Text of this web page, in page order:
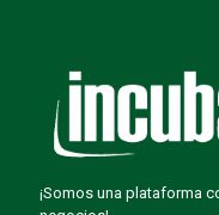
¡Somos una plataforma